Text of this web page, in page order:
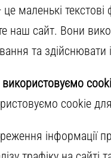
маленькі
наш сайт. Вони
та здійснювати
cookie
інформації